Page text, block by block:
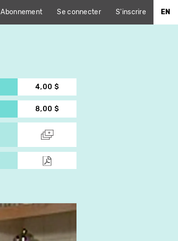
Abonnement Se connecter S'inscrire EN
4,00 $
8,00 $